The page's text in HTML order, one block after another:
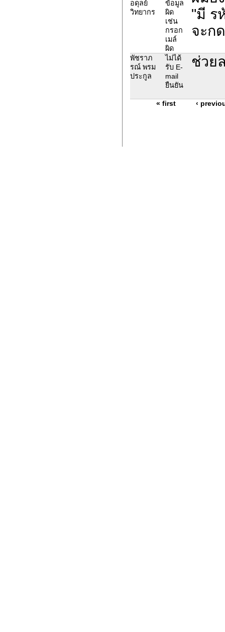
อดุลย์
วิทยากร
ข้อมูล
ผิด
เช่น
กรอก
เมล์
ผิด
"มี ร
จะก
พัชราภ
รณ์ พรม
ประกูล
ไม่ได้
รับ E-
mail
ยืนยัน
ช่วย
« first ‹